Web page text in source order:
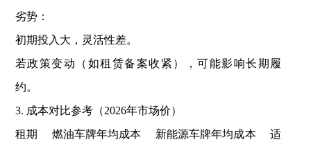
‌劣势‌：
初期投入大，灵活性差。
若政策变动（如租赁备案收紧），可能影响长期履
约。
3. ‌成本对比参考（2026年市场价）‌
租期 燃油车牌年均成本 新能源车牌年均成本 适